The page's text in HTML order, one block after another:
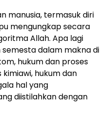
manusia, termasuk diri
mengungkap secara
Allah. Apa lagi
dalam makna di
hukum dan proses
hukum dan
hal yang
diistilahkan dengan